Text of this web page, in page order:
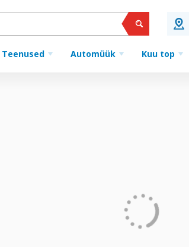
Teenused Automüük Kuu top